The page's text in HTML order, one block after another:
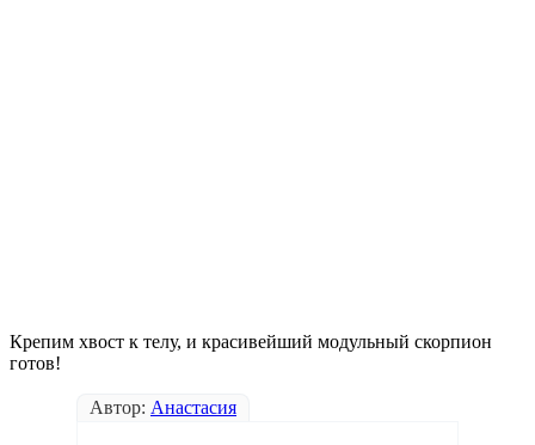
Крепим хвост к телу, и красивейший модульный скорпион
готов!
Автор: Анастасия